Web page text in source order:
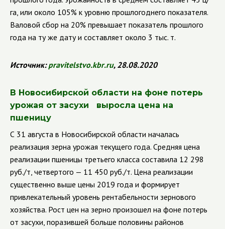
га, или около 105% к уровню прошлогоднего показателя.
Валовой сбор на 20% превышает показатель прошлого
года на ту же дату и составляет около 3 тыс. т.
Источник:pravitelstvo.kbr.ru, 28.08.2020
В Новосибирской области на фоне потерь
урожая от засухи выросла цена на
пшеницу
С 31 августа в Новосибирской области началась
реализация зерна урожая текущего года. Средняя цена
реализации пшеницы третьего класса составила 12 298
руб./т, четвертого — 11 450 руб./т. Цена реализации
существенно выше цены 2019 года и формирует
привлекательный уровень рентабельности зернового
хозяйства. Рост цен на зерно произошел на фоне потерь
от засухи, поразившей больше половины районов